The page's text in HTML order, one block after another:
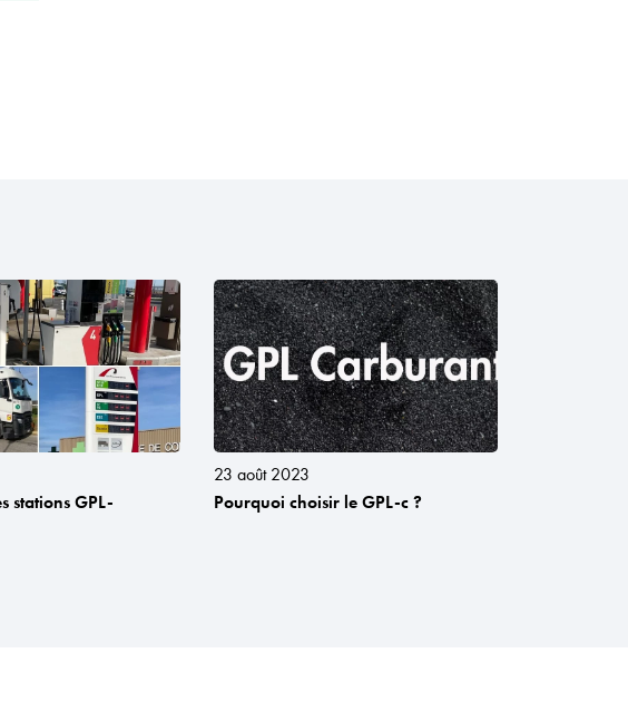
stations GPL-
23 août 2023
Pourquoi choisir le GPL-c ?